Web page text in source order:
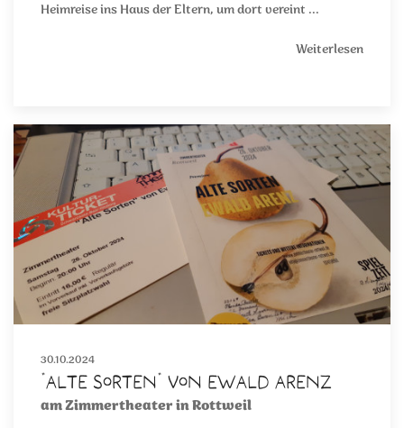
Heimreise ins Haus der Eltern, um dort vereint ...
Weiterlesen
30.10.2024
"Alte Sorten" von Ewald Arenz
am Zimmertheater in Rottweil